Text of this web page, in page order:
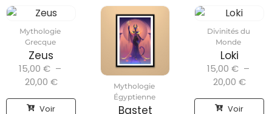
Mythologie
Grecque
Zeus
15,00 € –
20,00 €
Voir
Mythologie
Égyptienne
Bastet
Divinités du
Monde
Loki
15,00 € –
20,00 €
Voir